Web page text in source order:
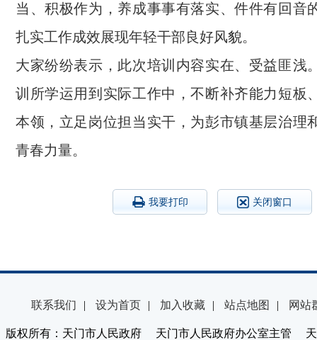
当、积极作为，养成事事有落实、件件有回音
扎实工作成效展现年轻干部良好风貌。
大家纷纷表示，此次培训内容实在、受益匪浅
训所学运用到实际工作中，不断补齐能力短板
本领，立足岗位担当实干，为彭市镇基层治理
青春力量。
我要打印 关闭窗口
联系我们 | 设为首页 | 加入收藏 | 站点地图 | 网站
版权所有：天门市人民政府 天门市人民政府办公室主管 天